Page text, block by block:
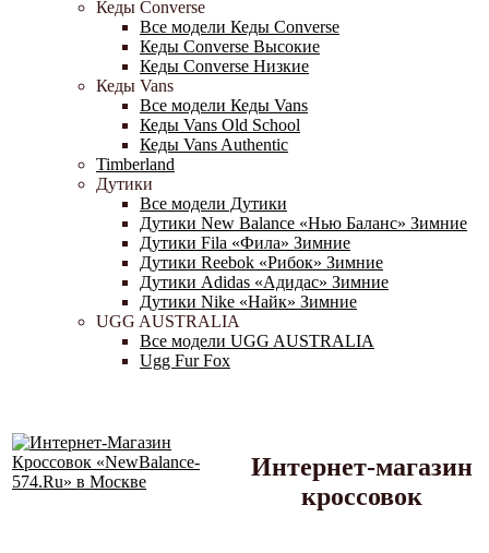
Кеды Converse
Все модели Кеды Converse
Кеды Converse Высокие
Кеды Converse Низкие
Кеды Vans
Все модели Кеды Vans
Кеды Vans Old School
Кеды Vans Authentic
Timberland
Дутики
Все модели Дутики
Дутики New Balance «Нью Баланс» Зимние
Дутики Fila «Фила» Зимние
Дутики Reebok «Рибок» Зимние
Дутики Adidas «Адидас» Зимние
Дутики Nike «Найк» Зимние
UGG AUSTRALIA
Все модели UGG AUSTRALIA
Ugg Fur Fox
Интернет-магазин
кроссовок